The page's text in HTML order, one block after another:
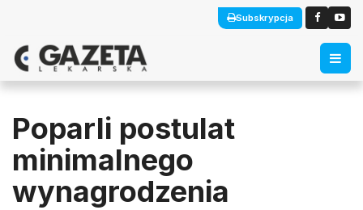
Subskrypcja
Poparli postulat
minimalnego
wynagrodzenia